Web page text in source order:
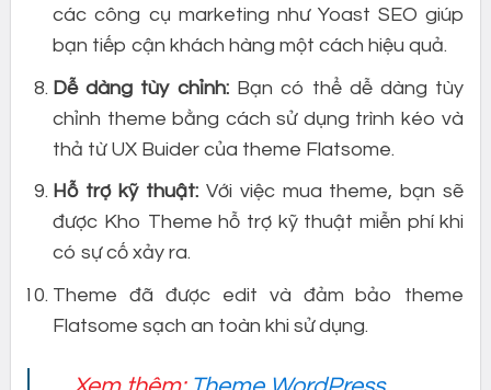
các công cụ marketing như Yoast SEO giúp
bạn tiếp cận khách hàng một cách hiệu quả.
Dễ dàng tùy chỉnh:Bạn có thể dễ dàng tùy
chỉnh theme bằng cách sử dụng trình kéo và
thả từ UX Buider của theme Flatsome.
Hỗ trợ kỹ thuật:Với việc mua theme, bạn sẽ
được Kho Theme hỗ trợ kỹ thuật miễn phí khi
có sự cố xảy ra.
Theme đã được edit và đảm bảo theme
Flatsome sạch an toàn khi sử dụng.